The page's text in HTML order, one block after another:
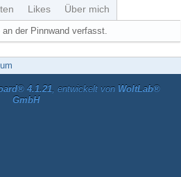
Likes Über mich
der Pinnwand verfasst.
4.1.21, entwickelt von WoltLab®
GmbH